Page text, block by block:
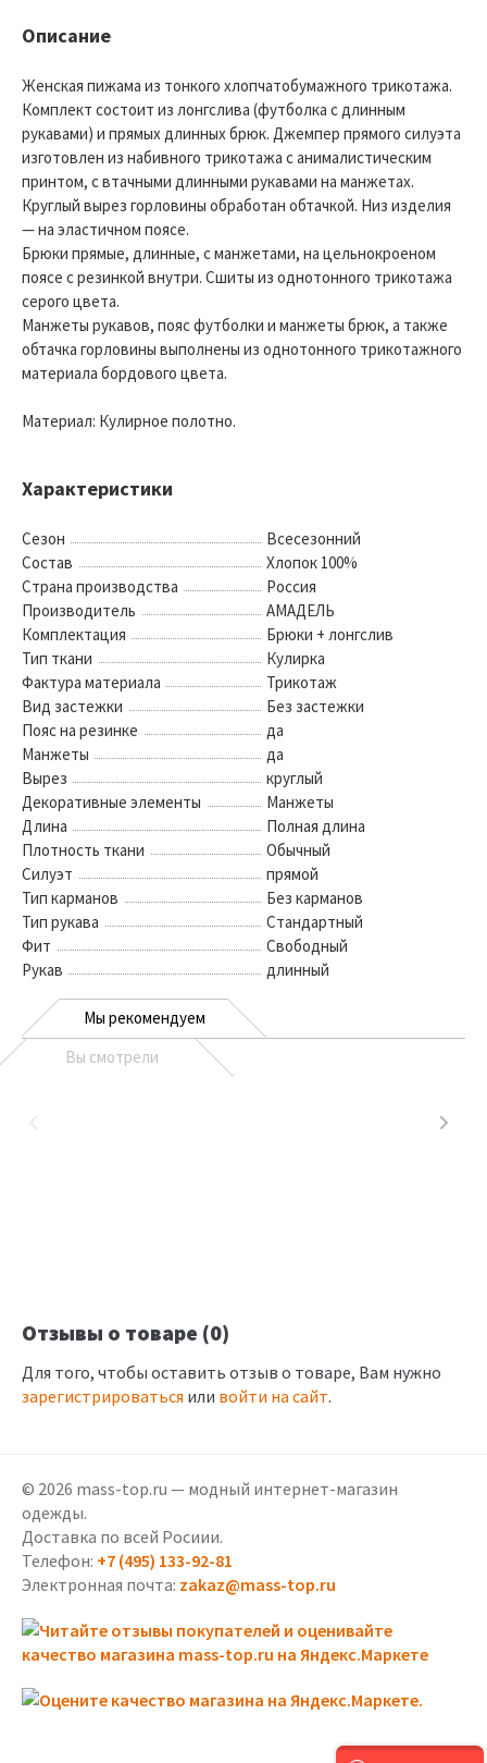
Описание
Женская пижама из тонкого хлопчатобумажного трикотажа.
Комплект состоит из лонгслива (футболка с длинным
рукавами) и прямых длинных брюк. Джемпер прямого силуэта
изготовлен из набивного трикотажа с анималистическим
принтом, с втачными длинными рукавами на манжетах.
Круглый вырез горловины обработан обтачкой. Низ изделия
— на эластичном поясе.
Брюки прямые, длинные, с манжетами, на цельнокроеном
поясе с резинкой внутри. Сшиты из однотонного трикотажа
серого цвета.
Манжеты рукавов, пояс футболки и манжеты брюк, а также
обтачка горловины выполнены из однотонного трикотажного
материала бордового цвета.
Материал: Кулирное полотно.
Характеристики
Сезон
Всесезонний
Состав
Хлопок 100%
Страна производства
Россия
Производитель
АМАДЕЛЬ
Комплектация
Брюки + лонгслив
Тип ткани
Кулирка
Фактура материала
Трикотаж
Вид застежки
Без застежки
Пояс на резинке
да
Манжеты
да
Вырез
круглый
Декоративные элементы
Манжеты
Длина
Полная длина
Плотность ткани
Обычный
Силуэт
прямой
Тип карманов
Без карманов
Тип рукава
Стандартный
Фит
Свободный
Рукав
длинный
Мы рекомендуем
Вы смотрели
Отзывы о товаре (0)
Для того, чтобы оставить отзыв о товаре, Вам нужно
зарегистрироваться или войти на сайт.
© 2026 mass-top.ru — модный интернет-магазин
одежды.
Доставка по всей Росиии.
Телефон: +7 (495) 133-92-81
Электронная почта: zakaz@mass-top.ru